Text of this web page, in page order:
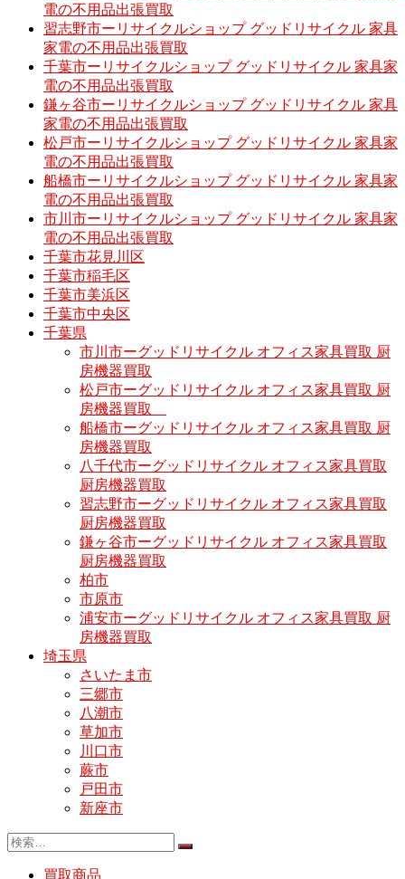
電の不用品出張買取
習志野市ーリサイクルショップ グッドリサイクル 家具
家電の不用品出張買取
千葉市ーリサイクルショップ グッドリサイクル 家具家
電の不用品出張買取
鎌ヶ谷市ーリサイクルショップ グッドリサイクル 家具
家電の不用品出張買取
松戸市ーリサイクルショップ グッドリサイクル 家具家
電の不用品出張買取
船橋市ーリサイクルショップ グッドリサイクル 家具家
電の不用品出張買取
市川市ーリサイクルショップ グッドリサイクル 家具家
電の不用品出張買取
千葉市花見川区
千葉市稲毛区
千葉市美浜区
千葉市中央区
千葉県
市川市ーグッドリサイクル オフィス家具買取 厨
房機器買取
松戸市ーグッドリサイクル オフィス家具買取 厨
房機器買取
船橋市ーグッドリサイクル オフィス家具買取 厨
房機器買取
八千代市ーグッドリサイクル オフィス家具買取
厨房機器買取
習志野市ーグッドリサイクル オフィス家具買取
厨房機器買取
鎌ヶ谷市ーグッドリサイクル オフィス家具買取
厨房機器買取
柏市
市原市
浦安市ーグッドリサイクル オフィス家具買取 厨
房機器買取
埼玉県
さいたま市
三郷市
八潮市
草加市
川口市
蕨市
戸田市
新座市
買取商品